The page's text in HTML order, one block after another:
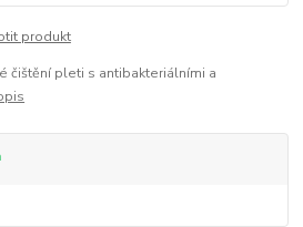
produkt
čištění pleti s antibakteriálními a